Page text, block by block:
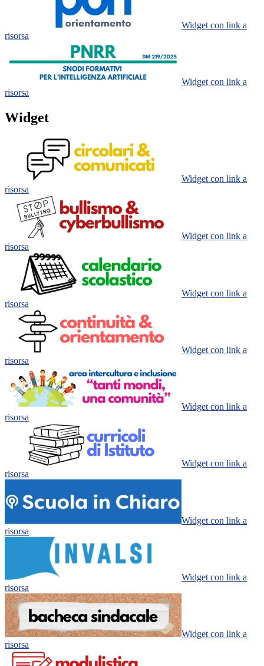
Widget con link a
risorsa
Widget con link a
risorsa
Widget
Widget con link a
risorsa
Widget con link a
risorsa
Widget con link a
risorsa
Widget con link a
risorsa
Widget con link a
risorsa
Widget con link a
risorsa
Widget con link a
risorsa
Widget con link a
risorsa
Widget con link a
risorsa